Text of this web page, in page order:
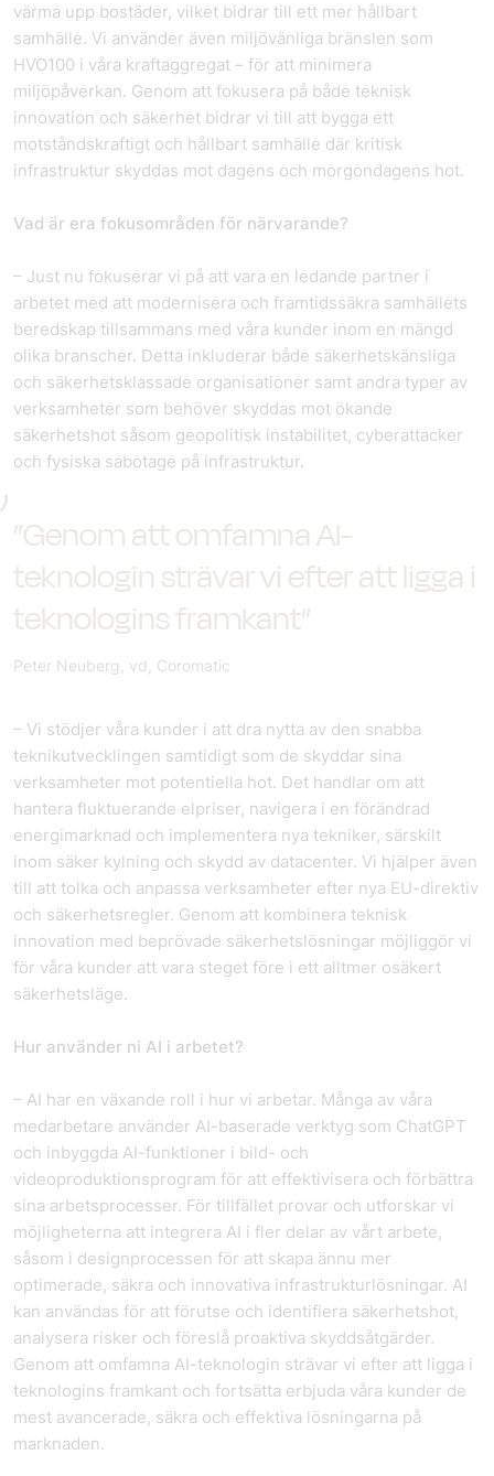
värma upp bostäder, vilket bidrar till ett mer hållbart
samhälle. Vi använder även miljövänliga bränslen som
HVO100 i våra kraftaggregat – för att minimera
miljöpåverkan. Genom att fokusera på både teknisk
innovation och säkerhet bidrar vi till att bygga ett
motståndskraftigt och hållbart samhälle där kritisk
infrastruktur skyddas mot dagens och morgondagens hot.
Vad är era fokusområden för närvarande?
– Just nu fokuserar vi på att vara en ledande partner i
arbetet med att modernisera och framtidssäkra samhällets
beredskap tillsammans med våra kunder inom en mängd
olika branscher. Detta inkluderar både säkerhetskänsliga
och säkerhetsklassade organisationer samt andra typer av
verksamheter som behöver skyddas mot ökande
säkerhetshot såsom geopolitisk instabilitet, cyberattacker
och fysiska sabotage på infrastruktur.
”Genom att omfamna AI-
teknologin strävar vi efter att ligga i
teknologins framkant”
Peter Neuberg, vd, Coromatic
– Vi stödjer våra kunder i att dra nytta av den snabba
teknikutvecklingen samtidigt som de skyddar sina
verksamheter mot potentiella hot. Det handlar om att
hantera fluktuerande elpriser, navigera i en förändrad
energimarknad och implementera nya tekniker, särskilt
inom säker kylning och skydd av datacenter. Vi hjälper även
till att tolka och anpassa verksamheter efter nya EU-direktiv
och säkerhetsregler. Genom att kombinera teknisk
innovation med beprövade säkerhetslösningar möjliggör vi
för våra kunder att vara steget före i ett alltmer osäkert
säkerhetsläge.
Hur använder ni AI i arbetet?
– AI har en växande roll i hur vi arbetar. Många av våra
medarbetare använder AI-baserade verktyg som ChatGPT
och inbyggda AI-funktioner i bild- och
videoproduktionsprogram för att effektivisera och förbättra
sina arbetsprocesser. För tillfället provar och utforskar vi
möjligheterna att integrera AI i fler delar av vårt arbete,
såsom i designprocessen för att skapa ännu mer
optimerade, säkra och innovativa infrastrukturlösningar. AI
kan användas för att förutse och identifiera säkerhetshot,
analysera risker och föreslå proaktiva skyddsåtgärder.
Genom att omfamna AI-teknologin strävar vi efter att ligga i
teknologins framkant och fortsätta erbjuda våra kunder de
mest avancerade, säkra och effektiva lösningarna på
marknaden.